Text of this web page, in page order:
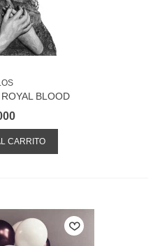
BLOOD
CARRITO